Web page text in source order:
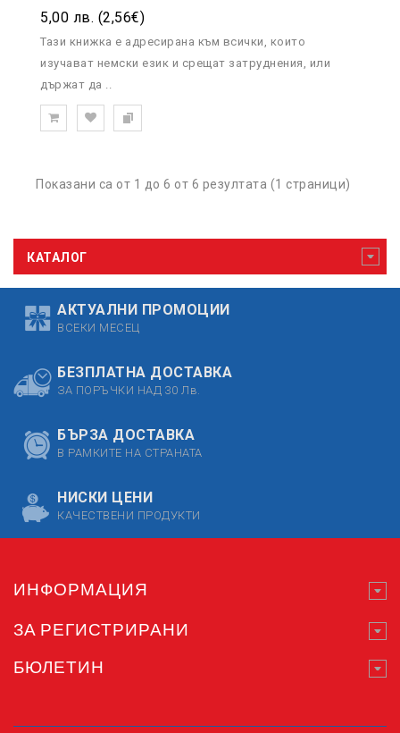
5,00 лв. (2,56€)
Тази книжка е адресирана към всички, които
изучават немски език и срещат затруднения, или
държат да ..
Показани са от 1 до 6 от 6 резултата (1 страници)
КАТАЛОГ
АКТУАЛНИ ПРОМОЦИИ
ВСЕКИ МЕСЕЦ
БЕЗПЛАТНА ДОСТАВКА
ЗА ПОРЪЧКИ НАД 30 Лв.
БЪРЗА ДОСТАВКА
В РАМКИТЕ НА СТРАНАТА
НИСКИ ЦЕНИ
КАЧЕСТВЕНИ ПРОДУКТИ
ИНФОРМАЦИЯ
ЗА РЕГИСТРИРАНИ
БЮЛЕТИН